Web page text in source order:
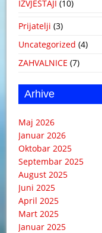
IZVJEŠTAJI (10)
Prijatelji (3)
Uncategorized (4)
ZAHVALNICE (7)
Arhive
Maj 2026
Januar 2026
Oktobar 2025
Septembar 2025
August 2025
Juni 2025
April 2025
Mart 2025
Januar 2025